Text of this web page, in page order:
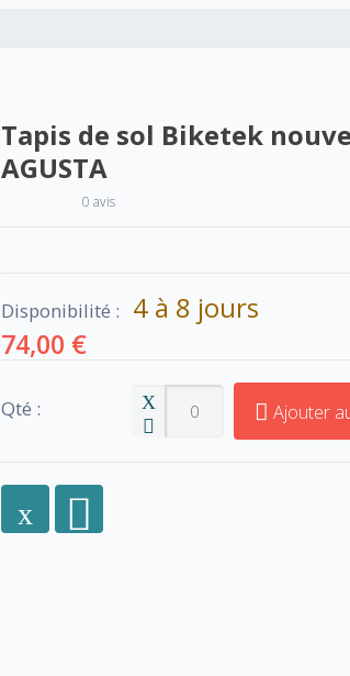
Tapis de sol Biketek
AGUSTA
0 avis
Disponibilité : 4 à 8 jours
74,00 €
Qté : Ajouter